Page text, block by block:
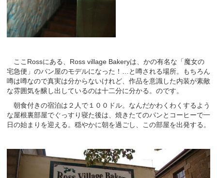
ここRossにある、Ross village Bakeryは、かの有名な「魔女の
宅急便」のパン屋のモデルになった！…と噂される場所。もちろん
噂は噂なので真実は分からないけれど、作品を意識した内装が素敵
な雰囲気を醸し出しているのは十二分に分かる。のです。
朝食付きの宿泊は２人で１００ドル。なんだかわくわくするよう
な屋根裏部屋でぐっすり寝た後は、焼きたてのパンとコーヒーで一
日の始まりを迎える。穏やかに朝を過ごし、この部屋を出発する。